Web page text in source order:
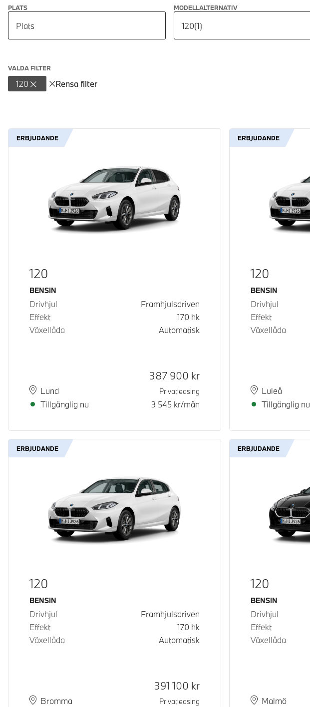
PLATS
Plats
MODELLALTERNATIV
120(1)
VALDA FILTER
120 Rensa filter
ERBJUDANDE
120
Bränsle
BENSIN
Drivhjul
Framhjulsdriven
Effekt
170 hk
Växellåda
Automatisk
PlatsLund
Leveranstid
Tillgänglig nu
Kontantpris
387 900 kr
Privatleasing
3 545 kr/mån
ERBJUDANDE
120
Bränsle
BENSIN
Drivhjul
Effekt
Växellåda
PlatsLuleå
Leveranstid
Tillgänglig nu
ERBJUDANDE
120
Bränsle
BENSIN
Drivhjul
Framhjulsdriven
Effekt
170 hk
Växellåda
Automatisk
PlatsBromma
Leveranstid
Kontantpris
391 100 kr
Privatleasing
ERBJUDANDE
120
Bränsle
BENSIN
Drivhjul
Effekt
Växellåda
PlatsMalmö
Leveranstid